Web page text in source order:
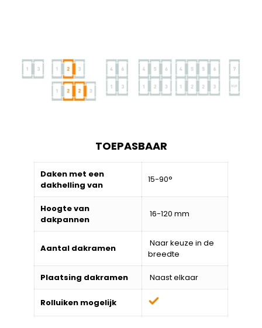
TOEPASBAAR
Daken met een
dakhelling van
15-90°
Hoogte van
dakpannen
16-120 mm
Aantal dakramen
Naar keuze in de
breedte
Plaatsing dakramen Naast elkaar
Rolluiken mogelijk